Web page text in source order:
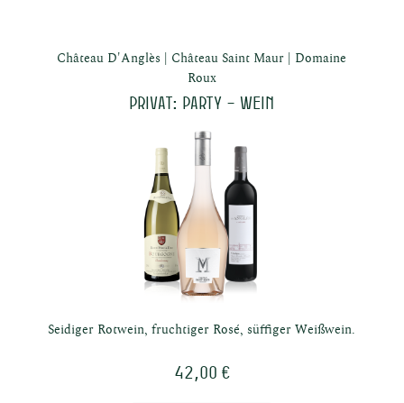
Château D'Anglès Château Saint Maur
Domaine
Roux
Privat: Party – Wein
Seidiger Rotwein, fruchtiger Rosé, süffiger Weißwein.
42,00 €